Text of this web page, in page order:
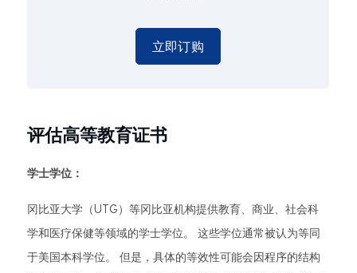
立即订购
评估高等教育证书
学士学位：
冈比亚大学（UTG）等冈比亚机构提供教育、商业、社会科
学和医疗保健等领域的学士学位。 这些学位通常被认为等同
于美国本科学位。 但是，具体的等效性可能会因程序的结构